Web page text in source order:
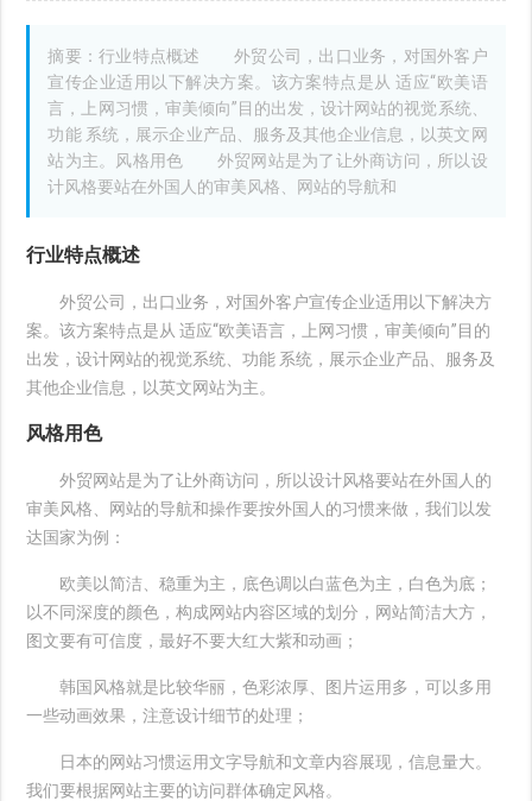
摘要：行业特点概述 外贸公司，出口业务，对国外客户
宣传企业适用以下解决方案。该方案特点是从 适应“欧美语
言，上网习惯，审美倾向”目的出发，设计网站的视觉系统、
功能 系统，展示企业产品、服务及其他企业信息，以英文网
站为主。风格用色 外贸网站是为了让外商访问，所以设
计风格要站在外国人的审美风格、网站的导航和
行业特点概述
外贸公司，出口业务，对国外客户宣传企业适用以下解决方
案。该方案特点是从 适应“欧美语言，上网习惯，审美倾向”目的
出发，设计网站的视觉系统、功能 系统，展示企业产品、服务及
其他企业信息，以英文网站为主。
风格用色
外贸网站是为了让外商访问，所以设计风格要站在外国人的
审美风格、网站的导航和操作要按外国人的习惯来做，我们以发
达国家为例：
欧美以简洁、稳重为主，底色调以白蓝色为主，白色为底；
以不同深度的颜色，构成网站内容区域的划分，网站简洁大方，
图文要有可信度，最好不要大红大紫和动画；
韩国风格就是比较华丽，色彩浓厚、图片运用多，可以多用
一些动画效果，注意设计细节的处理；
日本的网站习惯运用文字导航和文章内容展现，信息量大。
我们要根据网站主要的访问群体确定风格。